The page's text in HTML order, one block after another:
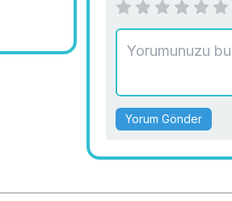
Yorum Gönder